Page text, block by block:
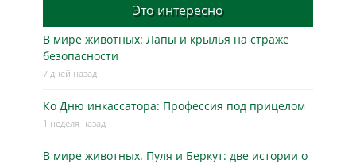
Это интересно
В мире животных: Лапы и крылья на страже
безопасности
7 дней назад
Ко Дню инкассатора: Профессия под прицелом
1 неделя назад
В мире животных. Пуля и Беркут: две истории о